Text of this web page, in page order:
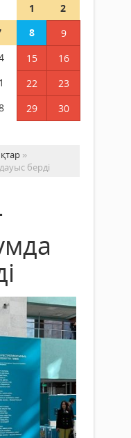
1
2
8
9
15
16
22
23
29
30
»
берді